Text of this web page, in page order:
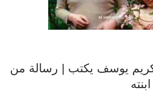
يوسف يكتب | رسالة من